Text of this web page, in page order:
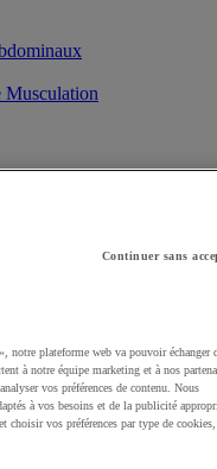
Musculation
et Fitness
Continuer sans
plateforme web va pouvoir échanger
à notre équipe marketing et à nos
vos préférences de contenu. Nous
à vos besoins et de la publicité
vos préférences par type de cookies,